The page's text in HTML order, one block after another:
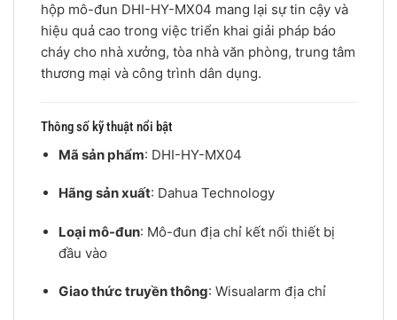
hộp mô-đun DHI-HY-MX04 mang lại sự tin cậy và
hiệu quả cao trong việc triển khai giải pháp báo
cháy cho nhà xưởng, tòa nhà văn phòng, trung tâm
thương mại và công trình dân dụng.
Thông số kỹ thuật nổi bật
Mã sản phẩm: DHI-HY-MX04
Hãng sản xuất: Dahua Technology
Loại mô-đun: Mô-đun địa chỉ kết nối thiết bị
đầu vào
Giao thức truyền thông: Wisualarm địa chỉ